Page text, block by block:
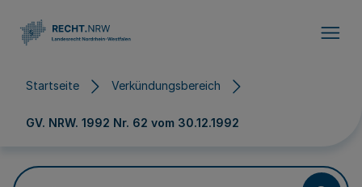
Startseite Verkündungsbereich
GV. NRW. 1992 Nr. 62 vom 30.12.1992